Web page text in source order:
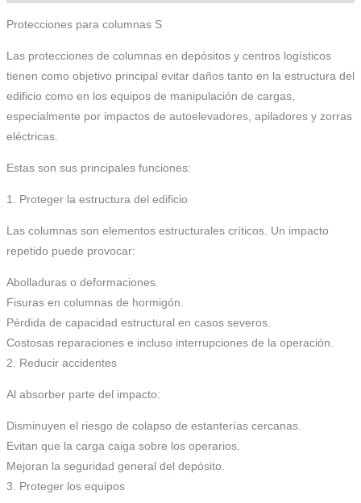
Protecciones para columnas S
Las protecciones de columnas en depósitos y centros logísticos
tienen como objetivo principal evitar daños tanto en la estructura del
edificio como en los equipos de manipulación de cargas,
especialmente por impactos de autoelevadores, apiladores y zorras
eléctricas.
Estas son sus principales funciones:
1. Proteger la estructura del edificio
Las columnas son elementos estructurales críticos. Un impacto
repetido puede provocar:
Abolladuras o deformaciones.
Fisuras en columnas de hormigón.
Pérdida de capacidad estructural en casos severos.
Costosas reparaciones e incluso interrupciones de la operación.
2. Reducir accidentes
Al absorber parte del impacto:
Disminuyen el riesgo de colapso de estanterías cercanas.
Evitan que la carga caiga sobre los operarios.
Mejoran la seguridad general del depósito.
3. Proteger los equipos